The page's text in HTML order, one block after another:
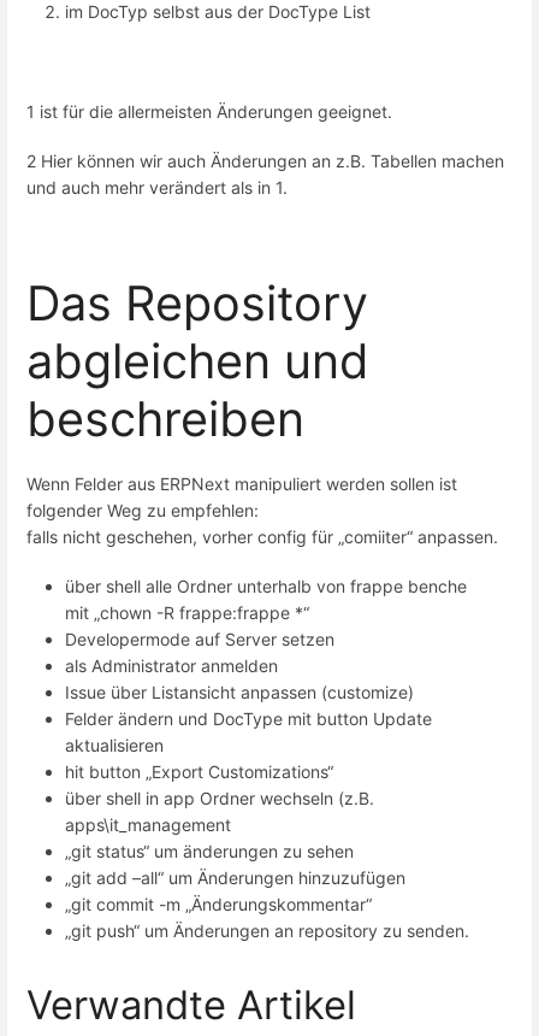
im DocTyp selbst aus der DocType List
1 ist für die allermeisten Änderungen geeignet.
2 Hier können wir auch Änderungen an z.B. Tabellen machen
und auch mehr verändert als in 1.
Das Repository
abgleichen und
beschreiben
Wenn Felder aus ERPNext manipuliert werden sollen ist
folgender Weg zu empfehlen:
falls nicht geschehen, vorher config für „comiiter“ anpassen.
über shell alle Ordner unterhalb von frappe benche
mit „chown -R frappe:frappe *“
Developermode auf Server setzen
als Administrator anmelden
Issue über Listansicht anpassen (customize)
Felder ändern und DocType mit button Update
aktualisieren
hit button „Export Customizations“
über shell in app Ordner wechseln (z.B.
apps\it_management
„git status“ um änderungen zu sehen
„git add –all“ um Änderungen hinzuzufügen
„git commit -m „Änderungskommentar“
„git push“ um Änderungen an repository zu senden.
Verwandte Artikel